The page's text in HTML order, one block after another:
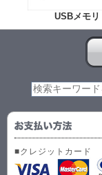
USBメモリ
■クレジットカード